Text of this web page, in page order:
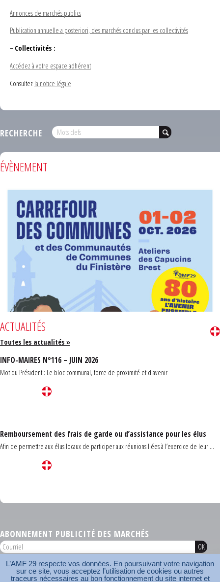
Annonces de marchés publics
Publication annuelle a posteriori, des marchés conclus par les collectivités
– Collectivités :
Accédez à votre espace adhérent
Consultez la notice légale
RECHERCHE
ÉVÈNEMENT
ACTUALITÉS
Toutes les actualités »
INFO-MAIRES N°116 – JUIN 2026
Mot du Président : Le bloc communal, force de proximité et d'avenir
Remboursement des frais de garde ou d’assistance pour les élus
Afin de permettre aux élus locaux de participer aux réunions liées à l’exercice de leur ...
ABONNEMENT PUBLICITÉ DES MARCHÉS
AMF 29 © 2026
Plan du site Nos coordonnées Mentions légales Contact
L’AMF 29 respecte vos données. En poursuivant votre navigation
sur ce site, vous acceptez l’utilisation de cookies ou autres
traceurs nécessaires au bon fonctionnement du site internet et